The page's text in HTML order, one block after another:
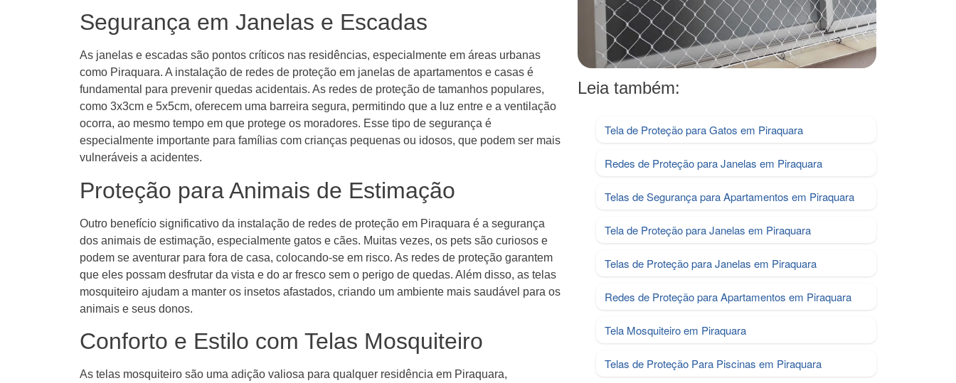
Segurança em Janelas e Escadas
As janelas e escadas são pontos críticos nas residências, especialmente em áreas urbanas
como Piraquara. A instalação de redes de proteção em janelas de apartamentos e casas é
fundamental para prevenir quedas acidentais. As redes de proteção de tamanhos populares,
como 3x3cm e 5x5cm, oferecem uma barreira segura, permitindo que a luz entre e a ventilação
ocorra, ao mesmo tempo em que protege os moradores. Esse tipo de segurança é
especialmente importante para famílias com crianças pequenas ou idosos, que podem ser mais
vulneráveis a acidentes.
Proteção para Animais de Estimação
Outro benefício significativo da instalação de redes de proteção em Piraquara é a segurança
dos animais de estimação, especialmente gatos e cães. Muitas vezes, os pets são curiosos e
podem se aventurar para fora de casa, colocando-se em risco. As redes de proteção garantem
que eles possam desfrutar da vista e do ar fresco sem o perigo de quedas. Além disso, as telas
mosquiteiro ajudam a manter os insetos afastados, criando um ambiente mais saudável para os
animais e seus donos.
Conforto e Estilo com Telas Mosquiteiro
As telas mosquiteiro são uma adição valiosa para qualquer residência em Piraquara,
Leia também:
Tela de Proteção para Gatos em Piraquara
Redes de Proteção para Janelas em Piraquara
Telas de Segurança para Apartamentos em Piraquara
Tela de Proteção para Janelas em Piraquara
Telas de Proteção para Janelas em Piraquara
Redes de Proteção para Apartamentos em Piraquara
Tela Mosquiteiro em Piraquara
Telas de Proteção Para Piscinas em Piraquara